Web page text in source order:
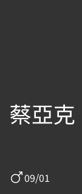
蔡亞克
09/01